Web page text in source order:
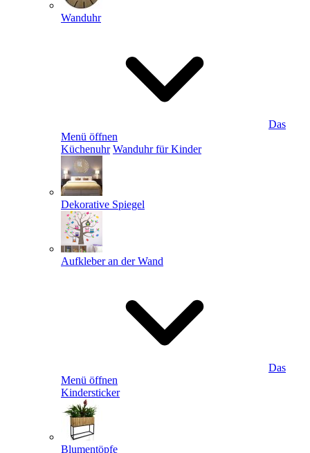
Wanduhr
Das
Menü öffnen
Küchenuhr Wanduhr für Kinder
Dekorative Spiegel
Aufkleber an der Wand
Das
Menü öffnen
Kindersticker
Blumentöpfe